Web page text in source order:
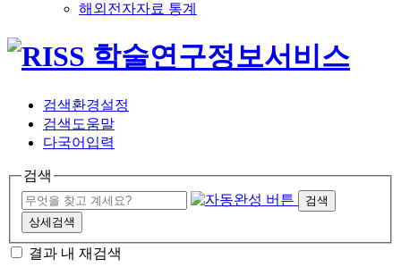
해외전자자료 통계
검색환경설정
검색도움말
다국어입력
검색
검색
상세검색
결과 내 재검색